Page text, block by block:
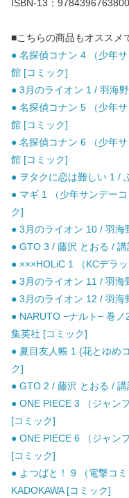
ISBN-13：9784396763800
■こちらの商品もオススメ
● 名探偵コナン 4 （少年
館 [コミック]
● 3月のライオン 1 / 羽海
● 名探偵コナン 5 （少年
館 [コミック]
● 名探偵コナン 6 （少年
館 [コミック]
● ヲタクに恋は難しい 1 /
● マギ 1 （少年サンデー
ク]
● 3月のライオン 10 / 羽海
● GTO 3 / 藤沢 とおる /
● ×××HOLiC 1 （KCデラ
● 3月のライオン 11 / 羽海
● 3月のライオン 12 / 羽海
● NARUTO −ナルト− 巻
集英社 [コミック]
● 夏目友人帳 1 (花とゆめ
ク]
● GTO 2 / 藤沢 とおる /
● ONE PIECE 3 （ジャン
[コミック]
● ONE PIECE 6 （ジャン
[コミック]
● よつばと！ 9 （電撃コ
KADOKAWA [コミック]